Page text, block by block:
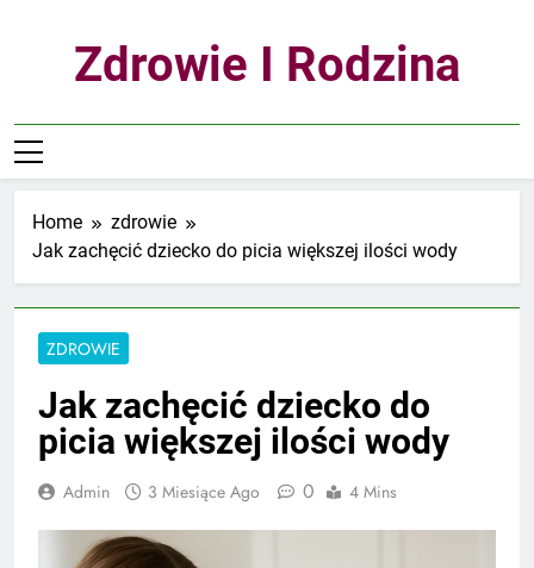
Zdrowie I Rodzina
Home
zdrowie
Jak zachęcić dziecko do picia większej ilości wody
ZDROWIE
Jak zachęcić dziecko do
picia większej ilości wody
Admin 3 Miesiące Ago 0 4 Mins